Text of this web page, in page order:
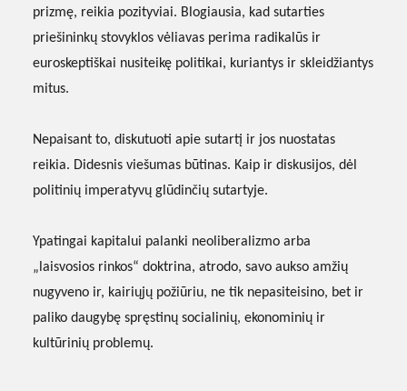
prizmę, reikia pozityviai. Blogiausia, kad sutarties
priešininkų stovyklos vėliavas perima radikalūs ir
euroskeptiškai nusiteikę politikai, kuriantys ir skleidžiantys
mitus.
Nepaisant to, diskutuoti apie sutartį ir jos nuostatas
reikia. Didesnis viešumas būtinas. Kaip ir diskusijos, dėl
politinių imperatyvų glūdinčių sutartyje.
Ypatingai kapitalui palanki neoliberalizmo arba
„laisvosios rinkos“ doktrina, atrodo, savo aukso amžių
nugyveno ir, kairiųjų požiūriu, ne tik nepasiteisino, bet ir
paliko daugybę spręstinų socialinių, ekonominių ir
kultūrinių problemų.